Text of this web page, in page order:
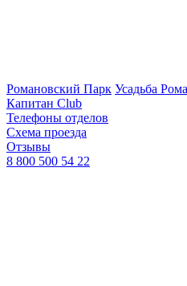
Романовский Парк Усадьба
Капитан Club
Телефоны отделов
Схема проезда
Отзывы
8 800 500 54 22